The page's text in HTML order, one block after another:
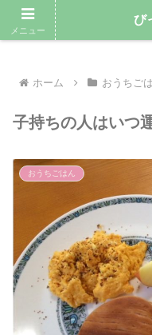
気ままにゆるりと
ホーム おうちご
子持ちの人はいつ
おうちごはん
メニュー
び